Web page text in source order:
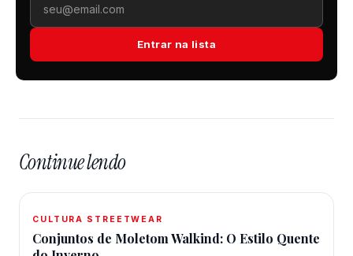
Entrar na lista
Continue lendo
CULTURA STREETWEAR
Conjuntos de Moletom Walkind: O Estilo Quente